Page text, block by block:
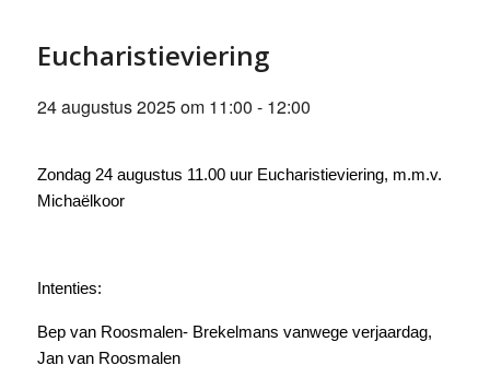
Eucharistieviering
24 augustus 2025 om 11:00 - 12:00
Zondag 24 augustus 11.00 uur Eucharistieviering, m.m.v.
Michaëlkoor
Intenties:
Bep van Roosmalen- Brekelmans vanwege verjaardag,
Jan van Roosmalen